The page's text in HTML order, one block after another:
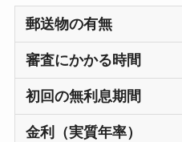
郵送物の有無
審査にかかる時間
初回の無利息期間
金利（実質年率）